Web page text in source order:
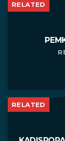
RELATED
RELATED